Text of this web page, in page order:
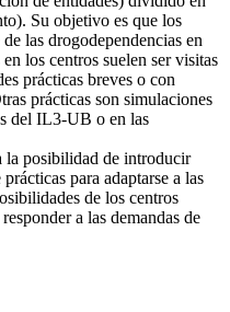
Su objetivo es que los
las drogodependencias en
los centros suelen ser visitas
prácticas breves o con
prácticas son simulaciones
del IL3-UB o en las
la posibilidad de introducir
para adaptarse a las
de los centros
a las demandas de